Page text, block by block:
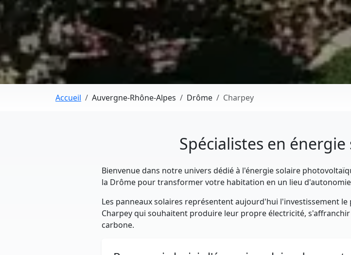
Accueil Auvergne-Rhône-Alpes Drôme Charpey
Spécialistes en
Bienvenue dans notre univers dédié à l'énergie solaire
la Drôme pour transformer votre habitation en un lieu
Les panneaux solaires représentent aujourd'hui l'investissement
Charpey qui souhaitent produire leur propre électricité,
carbone.